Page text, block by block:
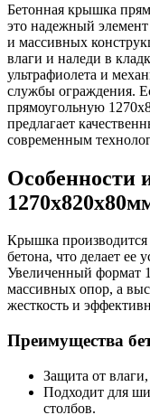
Бетонная крышка
это надежный
и массивных
влаги и наледи в
ультрафиолета и
службы ограждения.
прямоугольную
предлагает
современным
Особенности
Крышка производится
бетона, что делает ее
Увеличенный формат
массивных опор, а
жесткость и
Преимущества
Защита от
Подходит для
столбов.